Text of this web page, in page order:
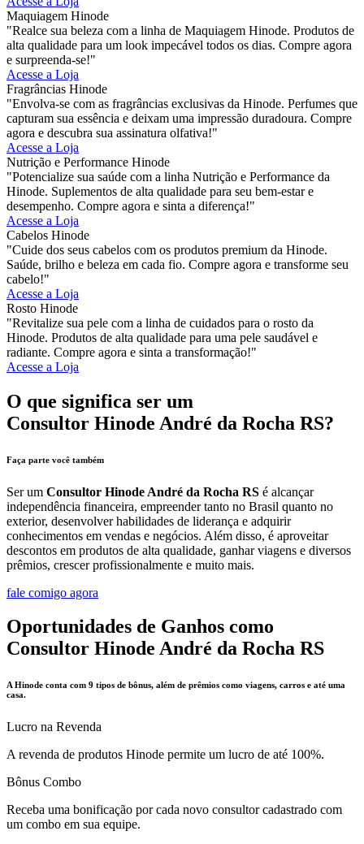
Maquiagem Hinode
"Realce sua beleza com a linha de Maquiagem Hinode. Produtos de
alta qualidade para um look impecável todos os dias. Compre agora
e surpreenda-se!"
Acesse a Loja
Fragrâncias Hinode
"Envolva-se com as fragrâncias exclusivas da Hinode. Perfumes que
capturam sua essência e deixam uma impressão duradoura. Compre
agora e descubra sua assinatura olfativa!"
Acesse a Loja
Nutrição e Performance Hinode
"Potencialize sua saúde com a linha Nutrição e Performance da
Hinode. Suplementos de alta qualidade para seu bem-estar e
desempenho. Compre agora e sinta a diferença!"
Acesse a Loja
Cabelos Hinode
"Cuide dos seus cabelos com os produtos premium da Hinode.
Saúde, brilho e beleza em cada fio. Compre agora e transforme seu
cabelo!"
Acesse a Loja
Rosto Hinode
"Revitalize sua pele com a linha de cuidados para o rosto da
Hinode. Produtos de alta qualidade para uma pele saudável e
radiante. Compre agora e sinta a transformação!"
Acesse a Loja
O que significa ser um
Consultor Hinode André da Rocha RS?
Faça parte você também
Ser um Consultor Hinode André da Rocha RS é alcançar
independência financeira, empreender tanto no Brasil quanto no
exterior, desenvolver habilidades de liderança e adquirir
conhecimentos em vendas e negócios. Além disso, é aproveitar
descontos em produtos de alta qualidade, ganhar viagens e diversos
prêmios, crescer profissionalmente e muito mais.
fale comigo agora
Oportunidades de Ganhos como
Consultor Hinode André da Rocha RS
A Hinode conta com 9 tipos de bônus, além de prêmios como viagens, carros e até uma
casa.
Lucro na Revenda
A revenda de produtos Hinode permite um lucro de até 100%.
Bônus Combo
Receba uma bonificação por cada novo consultor cadastrado com
um combo em sua equipe.